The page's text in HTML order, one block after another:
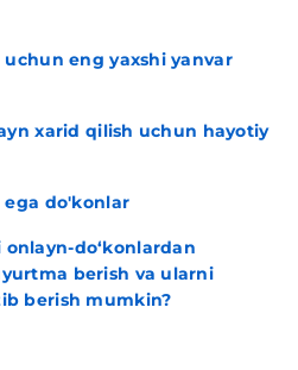
eng yaxshi yanvar
xarid qilish uchun hayotiy
ega do'konlar
onlayn-do‘konlardan
berish va ularni
berish mumkin?